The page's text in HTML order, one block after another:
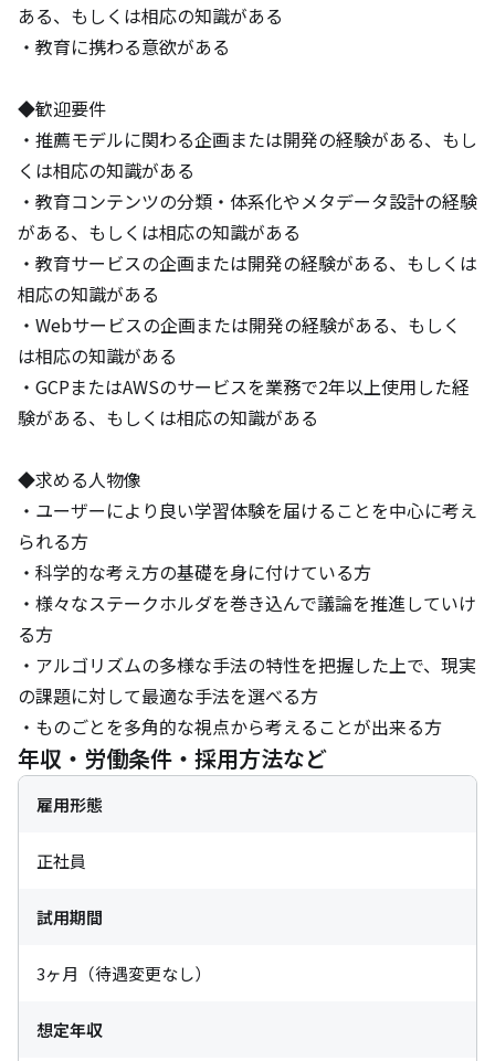
ある、もしくは相応の知識がある
・教育に携わる意欲がある
◆歓迎要件
・推薦モデルに関わる企画または開発の経験がある、もし
くは相応の知識がある
・教育コンテンツの分類・体系化やメタデータ設計の経験
がある、もしくは相応の知識がある
・教育サービスの企画または開発の経験がある、もしくは
相応の知識がある
・Webサービスの企画または開発の経験がある、もしく
は相応の知識がある
・GCPまたはAWSのサービスを業務で2年以上使用した経
験がある、もしくは相応の知識がある
◆求める人物像
・ユーザーにより良い学習体験を届けることを中心に考え
られる方
・科学的な考え方の基礎を身に付けている方
・様々なステークホルダを巻き込んで議論を推進していけ
る方
・アルゴリズムの多様な手法の特性を把握した上で、現実
の課題に対して最適な手法を選べる方
・ものごとを多角的な視点から考えることが出来る方
年収・労働条件・採用方法など
雇用形態
正社員
試用期間
3ヶ月（待遇変更なし）
想定年収